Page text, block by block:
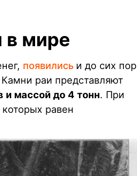
мире
появились и до сих пор
раи представляют
и массой до 4 тонн. При
равен